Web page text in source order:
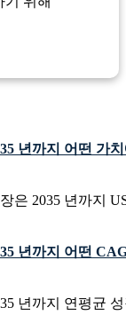
년까지 어떤 가
은 2035 년까지
년까지 어떤
년까지 연평균